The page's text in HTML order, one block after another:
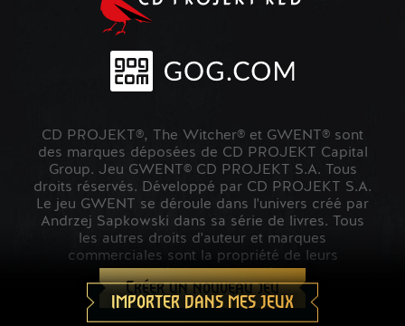
Créer un nouveau jeu
IMPORTER DANS MES JEUX
CD PROJEKT®, The Witcher® et GWENT® sont
des marques déposées de CD PROJEKT Capital
Group. Jeu GWENT© CD PROJEKT S.A. Tous
droits réservés. Développé par CD PROJEKT S.A.
Le jeu GWENT se déroule dans l'univers créé par
Andrzej Sapkowski dans sa série de livres. Tous
les autres droits d'auteur et marques
commerciales sont la propriété de leurs
propriétaires respectifs.